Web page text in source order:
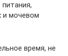
и мочевом
время, не